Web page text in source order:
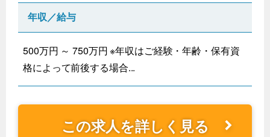
年収／給与
500万円 ～ 750万円 ※年収はご経験・年齢・保有資
格によって前後する場合...
この求人を詳しく見る